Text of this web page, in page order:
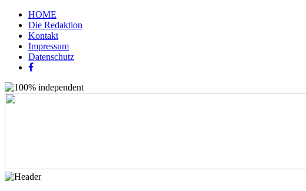
HOME
Die Redaktion
Kontakt
Impressum
Datenschutz